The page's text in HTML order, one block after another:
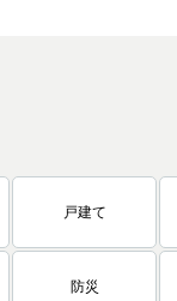
戸建て
防災